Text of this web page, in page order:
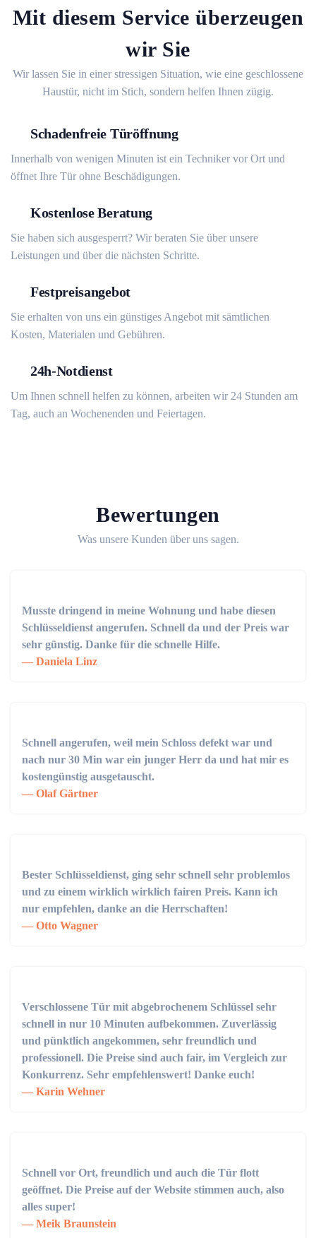
Mit diesem Service überzeugen
wir Sie
Wir lassen Sie in einer stressigen Situation, wie eine geschlossene
Haustür, nicht im Stich, sondern helfen Ihnen zügig.
Schadenfreie Türöffnung
Innerhalb von wenigen Minuten ist ein Techniker vor Ort und
öffnet Ihre Tür ohne Beschädigungen.
Kostenlose Beratung
Sie haben sich ausgesperrt? Wir beraten Sie über unsere
Leistungen und über die nächsten Schritte.
Festpreisangebot
Sie erhalten von uns ein günstiges Angebot mit sämtlichen
Kosten, Materialen und Gebühren.
24h-Notdienst
Um Ihnen schnell helfen zu können, arbeiten wir 24 Stunden am
Tag, auch an Wochenenden und Feiertagen.
Bewertungen
Was unsere Kunden über uns sagen.
Musste dringend in meine Wohnung und habe diesen
Schlüsseldienst angerufen. Schnell da und der Preis war
sehr günstig. Danke für die schnelle Hilfe.
Daniela Linz
Schnell angerufen, weil mein Schloss defekt war und
nach nur 30 Min war ein junger Herr da und hat mir es
kostengünstig ausgetauscht.
Olaf Gärtner
Bester Schlüsseldienst, ging sehr schnell sehr problemlos
und zu einem wirklich wirklich fairen Preis. Kann ich
nur empfehlen, danke an die Herrschaften!
Otto Wagner
Verschlossene Tür mit abgebrochenem Schlüssel sehr
schnell in nur 10 Minuten aufbekommen. Zuverlässig
und pünktlich angekommen, sehr freundlich und
professionell. Die Preise sind auch fair, im Vergleich zur
Konkurrenz. Sehr empfehlenswert! Danke euch!
Karin Wehner
Schnell vor Ort, freundlich und auch die Tür flott
geöffnet. Die Preise auf der Website stimmen auch, also
alles super!
Meik Braunstein